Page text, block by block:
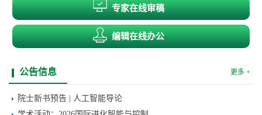
专家在线审稿
编辑在线办公
公告信息 更多 +
院士新书预告 | 人工智能导论